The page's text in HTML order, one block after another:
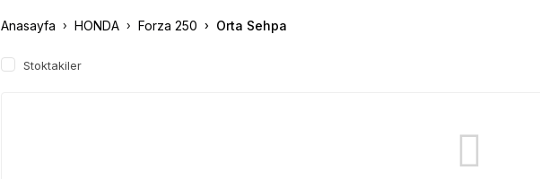
Anasayfa HONDA Forza 250 Orta Sehpa
Stoktakiler